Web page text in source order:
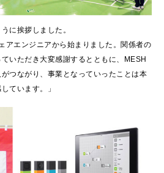
に挨拶しました。
アエンジニアから始まりました。関係者の
いただき大変感謝するとともに、MESH
つながり、事業となっていったことは本
ています。」